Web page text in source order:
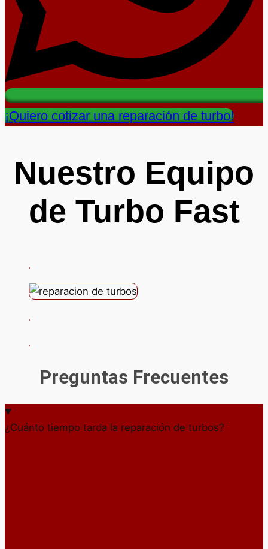
¡Quiero cotizar una reparación de turbo!
Nuestro Equipo
de Turbo Fast
Preguntas Frecuentes
¿Cuánto tiempo tarda la reparación de turbos?